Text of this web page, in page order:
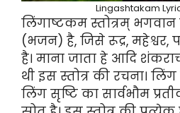
Lingashtakam
लिंगाष्टकम स्तोत्रम् भगवान
(भजन) है, जिसे रूद्र, महेश्वर,
है। माना जाता हे आदि
थी इस स्तोत्र की रचना।
लिंग सृष्टि का सार्वभौम